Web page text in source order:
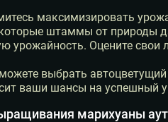
максимизировать
штаммы от природы
урожайность. Оцените свои
выбрать
ваши шансы на успешный
марихуаны